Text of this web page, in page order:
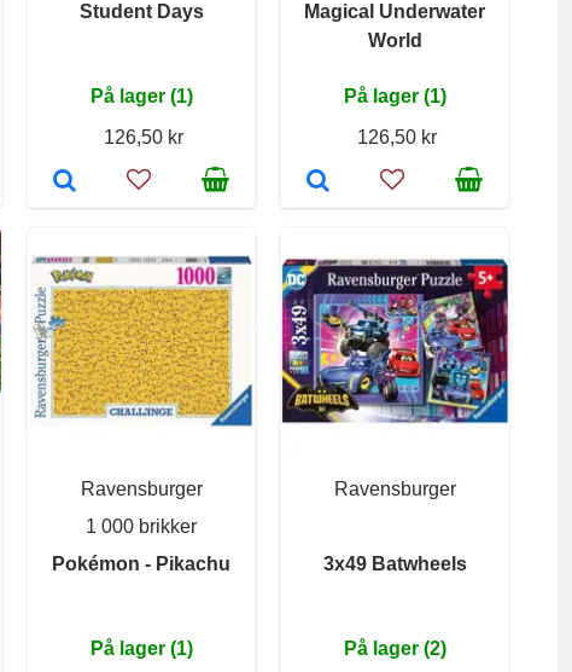
Student Days
På lager (1)
126,50 kr
Magical Underwater
World
På lager (1)
126,50 kr
Ravensburger
1 000 brikker
Pokémon - Pikachu
På lager (1)
Ravensburger
3x49 Batwheels
På lager (2)